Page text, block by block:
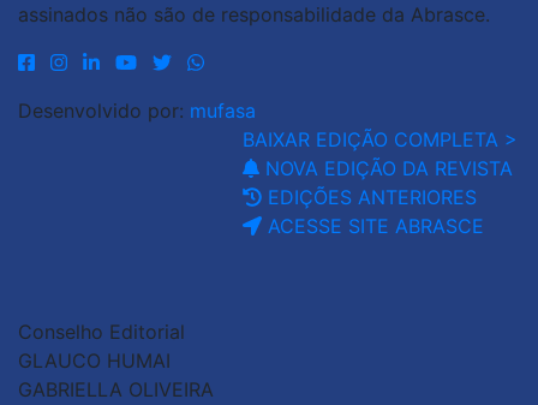
assinados não são de responsabilidade da Abrasce.
Desenvolvido por: mufasa
BAIXAR EDIÇÃO COMPLETA >
NOVA EDIÇÃO DA REVISTA
EDIÇÕES ANTERIORES
ACESSE SITE ABRASCE
Conselho Editorial
GLAUCO HUMAI
GABRIELLA OLIVEIRA